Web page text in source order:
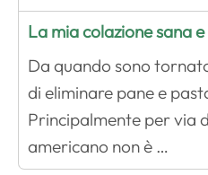
La mia colazione sana
Da quando sono
di eliminare pane e
Principalmente per via
americano non è …